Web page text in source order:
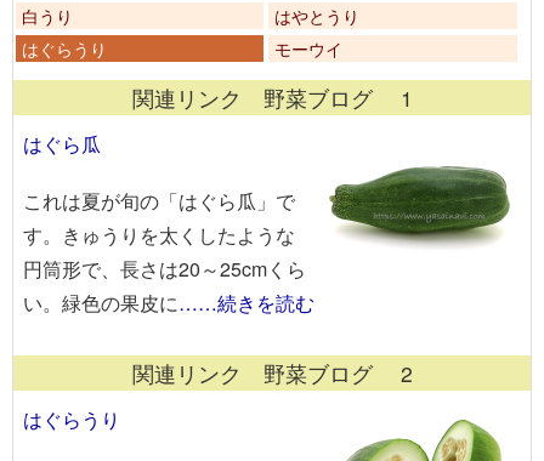
白うり
はやとうり
はぐらうり
モーウイ
関連リンク 野菜ブログ 1
はぐら瓜
これは夏が旬の「はぐら瓜」で
す。きゅうりを太くしたような
円筒形で、長さは20～25cmくら
い。緑色の果皮に……続きを読む
関連リンク 野菜ブログ 2
はぐらうり